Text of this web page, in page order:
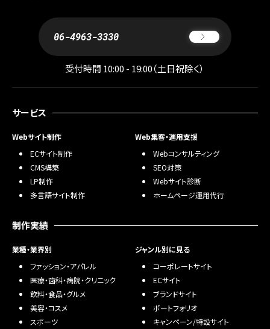
06-4963-3330
受付時間 10:00 - 19:00（土日祝除く）
サービス
Webサイト制作
ECサイト制作
CMS構築
LP制作
多言語サイト制作
Web集客・運用支援
Webコンサルティング
SEO対策
Webサイト診断
ホームページ運用代行
制作実績
業種・業界別
ファッション・アパレル
医療・歯科・病院・クリニック
飲料・食品・グルメ
美容・コスメ
スポーツ
ジャンル別に見る
コーポレートサイト
ECサイト
ブランドサイト
ポートフォリオ
キャンペーン/特設サイト